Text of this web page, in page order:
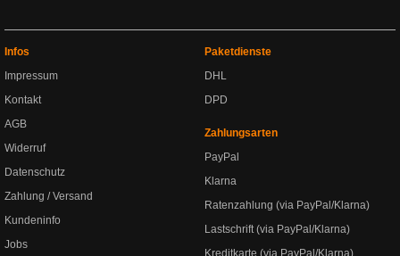
Infos
Impressum
Kontakt
AGB
Widerruf
Datenschutz
Zahlung / Versand
Kundeninfo
Jobs
Paketdienste
DHL
DPD
Zahlungsarten
PayPal
Klarna
Ratenzahlung (via PayPal/Klarna)
Lastschrift (via PayPal/Klarna)
Kreditkarte (via PayPal/Klarna)